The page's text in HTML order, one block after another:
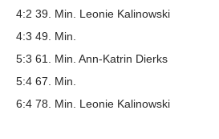
4:2 39. Min. Leonie Kalinowski
4:3 49. Min.
5:3 61. Min. Ann-Katrin Dierks
5:4 67. Min.
6:4 78. Min. Leonie Kalinowski